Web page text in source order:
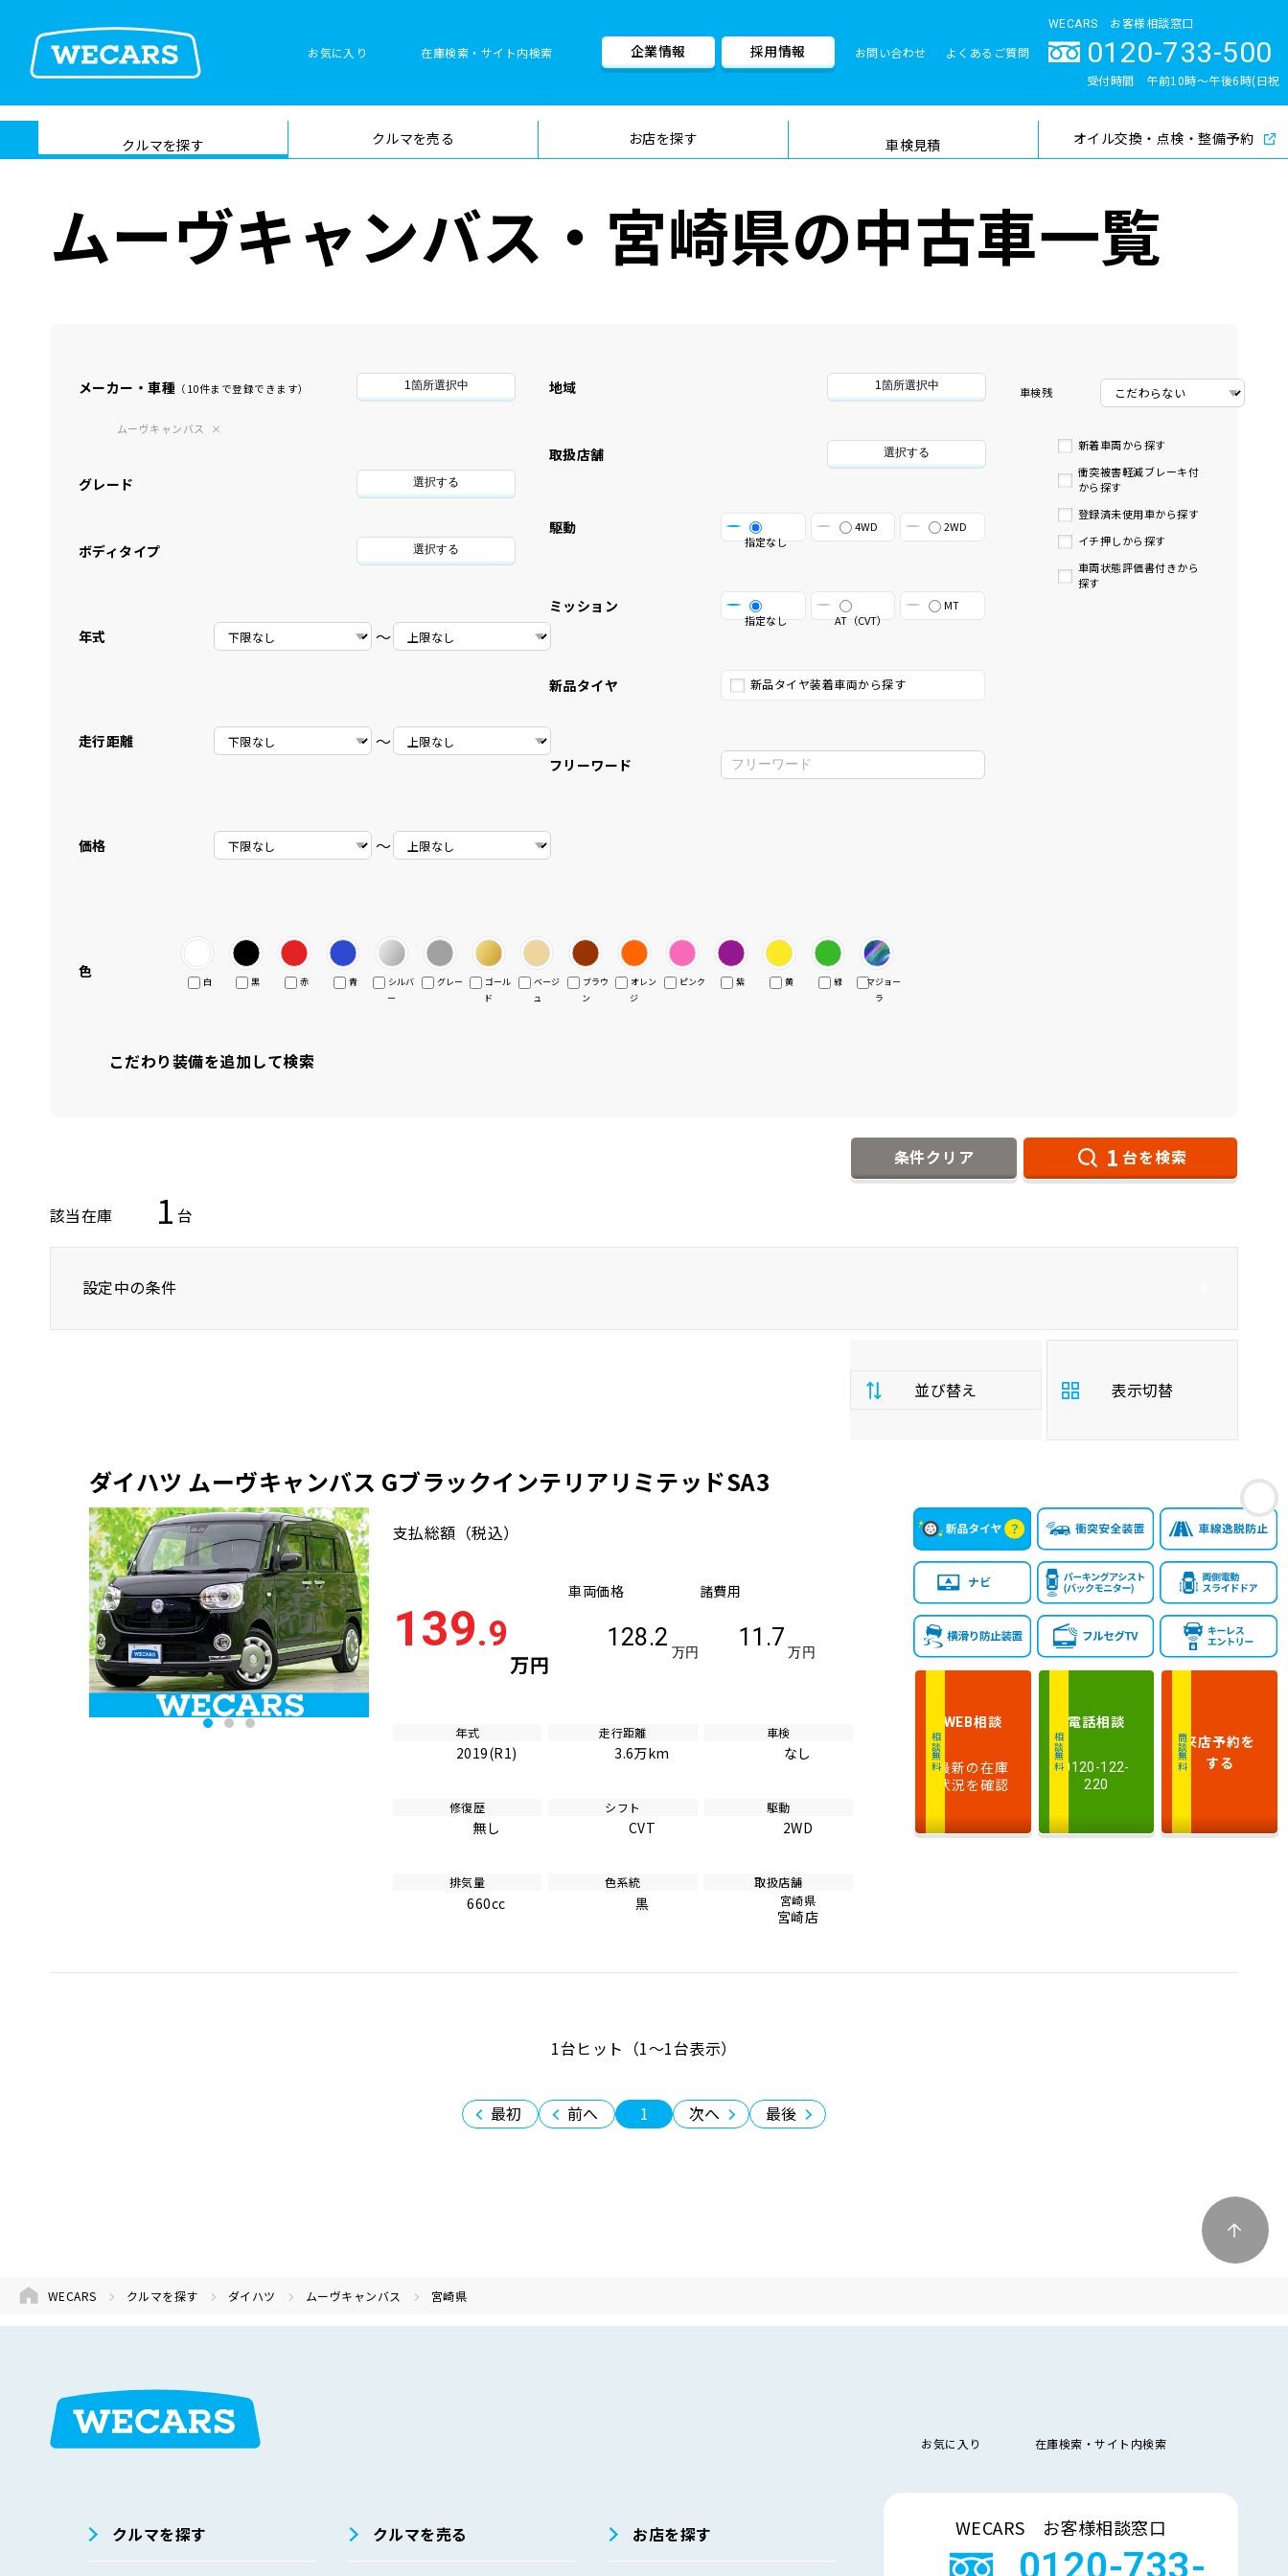
お気に入り 在庫検索・サイト内検索
在庫検索
サイト内検
索
検索
企業情報 採用情報 お問い合わせ よくあるご質問
WECARS お客様相談窓口
0120-733-500
受付時間 午前10時〜午後6時(日祝
クルマを探す クルマを売る お店を探す 車検見積
車検料金・メニュー 品質管理とサポート体制
オイル交換・点検・整備予約
ムーヴキャンバス・宮崎県の中古車一覧
メーカー・車種 （10件まで登録できます） 1箇所選択中
ムーヴキャンバス
グレード 選択する
ボディタイプ 選択する
年式 〜
走行距離 〜
価格 〜
地域 1箇所選択中
取扱店舗 選択する
駆動
指定なし
4WD 2WD
ミッション
指定なし AT（CVT）
MT
新品タイヤ 新品タイヤ装着車両から探す
フリーワード
車検残
新着車両から探す
衝突被害軽減ブレーキ付
から探す
登録済未使用車から探す
イチ押しから探す
車両状態評価書付きから
探す
色
白 黒 赤 青
シルバ
ー
グレー
ゴール
ド
ベージ
ュ
ブラウ
ン
オレン
ジ
ピンク 紫 黄 緑
マジョー
ラ
こだわり装備を追加して検索
条件クリア 1 台を検索
該当在庫 1 台
設定中の条件
並び替え
払
総
安い順 高い順
年
式
新しい順 古い順
走
行
少ない順 多い順
気
量
大きい順 小さい順
検
多い順 少ない順
表示切替
お
ダイハツ ムーヴキャンバス GブラックインテリアリミテッドSA3
支払総額 （税込）
139.9
万円
車両価格
128.2
万円
諸費用
11.7
万円
年式
2019(R1)
走行距離
3.6万km
車検
なし
修復歴
無し
シフト
CVT
駆動
2WD
排気量
660cc
色系統
黒
取扱店舗
宮崎県
宮崎店
相談無料
WEB相談
最新の在庫
状況を確認
相談無料
電話相談
0120-122-
220
商談無料来店予約を
する
1台ヒット（1〜1台表示）
最初 前へ 1 次へ 最後
WECARS クルマを探す ダイハツ ムーヴキャンバス 宮崎県
お気に入り 在庫検索・サイト内検索
クルマを探す クルマを売る お店を探す WECARS お客様相談窓口
0120-733-